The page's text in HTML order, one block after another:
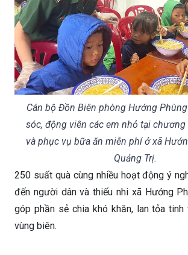
Cán bộ Đồn Biên phòng Hướng
sóc, động viên các em nhỏ tại
và phục vụ bữa ăn miễn phí ở xã
Quảng Trị.
250 suất quà cùng nhiều hoạt động ý
đến người dân và thiếu nhi xã Hướng
góp phần sẻ chia khó khăn, lan tỏa tinh
vùng biên.